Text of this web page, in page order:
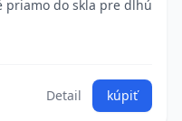
priamo do skla pre dlhú
Detail kúpiť